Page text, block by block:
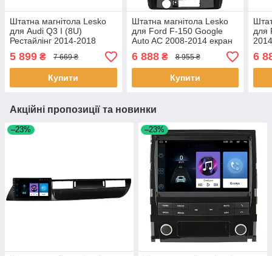
Штатна магнітола Lesko
для Audi Q3 I (8U)
Рестайлінг 2014-2018
екран 9" 2/32Gb Wi-Fi GPS
Base 8 шт.
5 899 ₴ 7 669 ₴
Купити
Штатна магнітола Lesko
для Ford F-150 Google
Auto AC 2008-2014 екран
9" 2/32Gb Wi-Fi GPS Base
1 шт.
6 888₴ 8 955 ₴
Купити
для
6
Акційні пропозиції та новинки
–23% –23%